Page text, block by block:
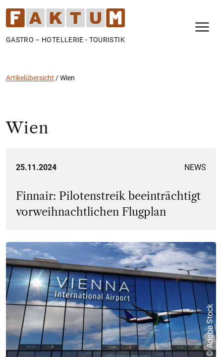
GASTRO – HOTELLERIE - TOURISTIK
Artikelübersicht /Wien
Wien
25.11.2024 NEWS
Finnair: Pilotenstreik beeinträchtigt
vorweihnachtlichen Flugplan
© Adobe Stock